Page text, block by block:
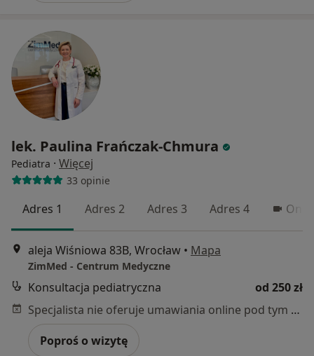
lek. Paulina Frańczak-Chmura
Pediatra · Więcej
33 opinie
Adres 1 Adres 2 Adres 3 Adres 4
aleja Wiśniowa 83B, Wrocław • Mapa
ZimMed - Centrum Medyczne
Konsultacja pediatryczna
od 250 zł
Specjalista nie oferuje umawiania online pod tym adresem.
Poproś o wizytę